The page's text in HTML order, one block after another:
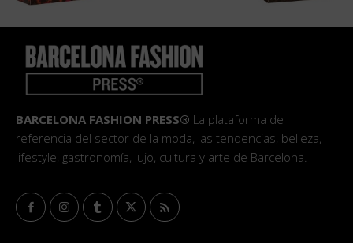
BARCELONA FASHION PRESS® La plataforma de
referencia del sector de la moda, las tendencias, belleza,
lifestyle, gastronomía, lujo, cultura y arte de Barcelona.